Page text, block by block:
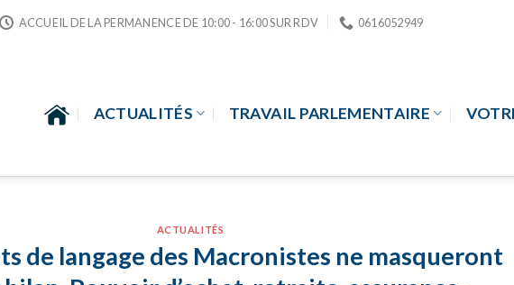
ACCUEIL DE LA PERMANENCE DE 10:00 - 16:00 SUR RDV 0616052949
ACTUALITÉS TRAVAIL PARLEMENTAIRE
ACTUALITÉS
de langage des Macronistes ne masqueront